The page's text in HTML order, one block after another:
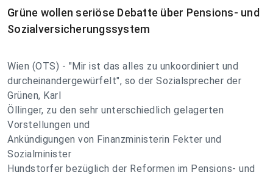
Grüne wollen seriöse Debatte über Pensions- und
Sozialversicherungssystem
Wien (OTS) - "Mir ist das alles zu unkoordiniert und
durcheinandergewürfelt", so der Sozialsprecher der
Grünen, Karl
Öllinger, zu den sehr unterschiedlich gelagerten
Vorstellungen und
Ankündigungen von Finanzministerin Fekter und
Sozialminister
Hundstorfer bezüglich der Reformen im Pensions- und